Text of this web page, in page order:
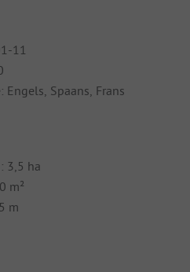
11
Spaans, Frans
3,5 ha
m²
m